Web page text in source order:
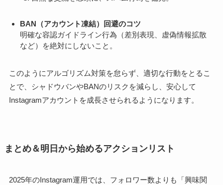
BAN（アカウント凍結）回避のコツ
明確な容認ガイドライン行為（差別表現、虚偽情報拡散
など）を絶対にしないこと。
このようにアルゴリズム対策を怠らず、適切な行動をとるこ
とで、シャドウバンやBANのリスクを減らし、安心して
Instagramアカウントを成長させられるようになります。
まとめ＆明日から始めるアクションリスト
2025年のInstagram運用では、フォロワー数よりも「興味関